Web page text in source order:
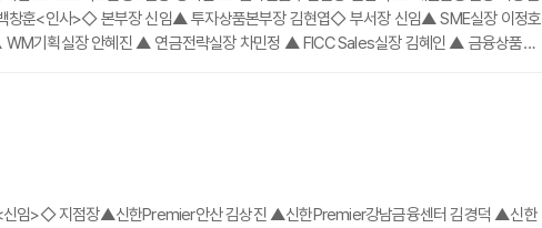
훈<인사>◇ 본부장 신임▲ 투자상품본부장 김현엽◇ 부서장 신임▲ SME실장 이정호
기획실장 안혜진 ▲ 연금전략실장 차민정 ▲ FICC Sales실장 김혜인 ▲ 금융상품운
신임>◇ 지점장▲신한Premier안산 김상진 ▲신한Premier강남금융센터 김경덕 ▲신한